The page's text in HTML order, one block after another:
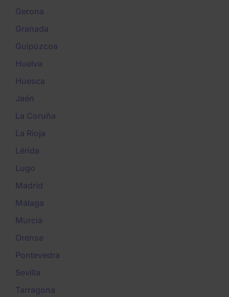
Gerona
Granada
Guipúzcoa
Huelva
Huesca
Jaén
La Coruña
La Rioja
Lérida
Lugo
Madrid
Málaga
Murcia
Orense
Pontevedra
Sevilla
Tarragona